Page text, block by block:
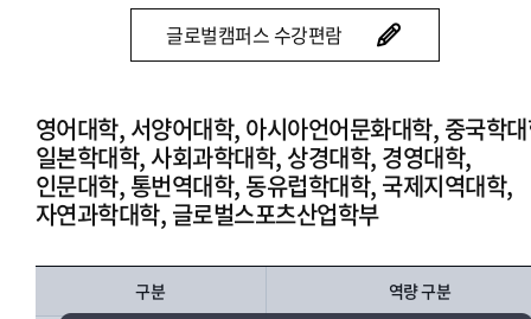
글로벌캠퍼스 수강편람
영어대학, 서양어대학, 아시아언어문화대학, 중국학
일본학대학, 사회과학대학, 상경대학, 경영대학,
인문대학, 통번역대학, 동유럽학대학, 국제지역대학,
자연과학대학, 글로벌스포츠산업학부
구분 역량 구분